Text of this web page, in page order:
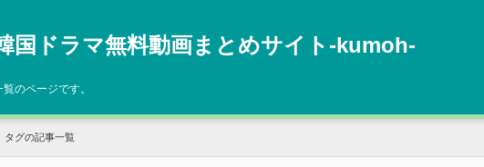
国ドラマ無料動画まとめサイト‐kumoh‐
のページです。
タグの記事一覧